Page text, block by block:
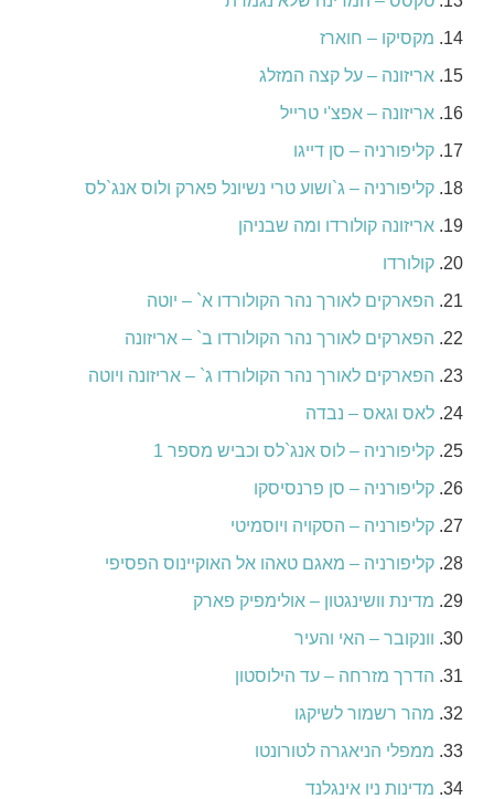
מקסיקו – חוארז
אריזונה – על קצה המזלג
אריזונה – אפצ'י טרייל
קליפורניה – סן דייגו
קליפורניה – ג`ושוע טרי נשיונל פארק ולוס אנג`לס
אריזונה קולורדו ומה שבניהן
קולורדו
הפארקים לאורך נהר הקולורדו א` – יוטה
הפארקים לאורך נהר הקולורדו ב` – אריזונה
הפארקים לאורך נהר הקולורדו ג` – אריזונה ויוטה
לאס וגאס – נבדה
קליפורניה – לוס אנג`לס וכביש מספר 1
קליפורניה – סן פרנסיסקו
קליפורניה – הסקויה ויוסמיטי
קליפורניה – מאגם טאהו אל האוקיינוס הפסיפי
מדינת וושינגטון – אולימפיק פארק
וונקובר – האי והעיר
הדרך מזרחה – עד הילוסטון
מהר רשמור לשיקגו
ממפלי הניאגרה לטורונטו
מדינות ניו אינגלנד